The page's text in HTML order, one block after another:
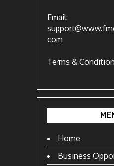
Email:
com
Terms &
Home
Business